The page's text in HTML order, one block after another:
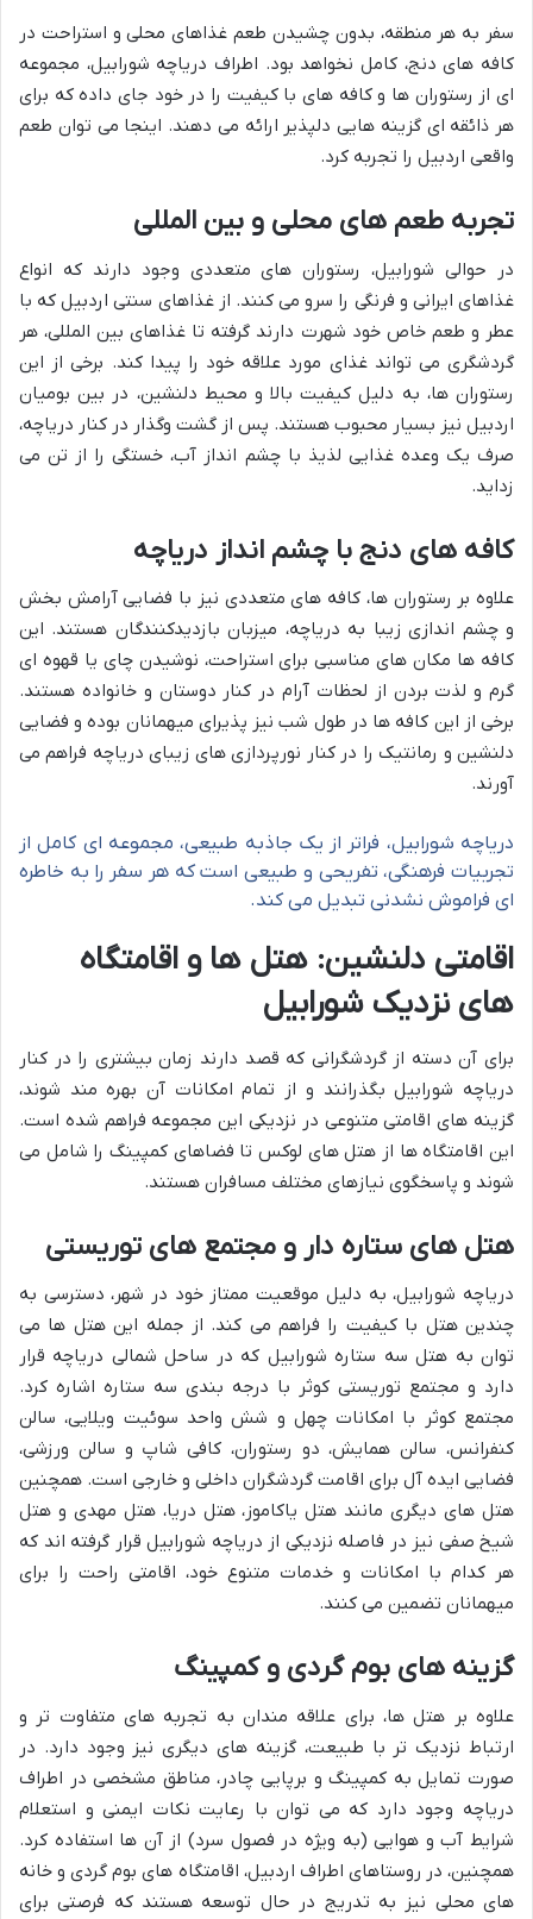
سفر به هر منطقه، بدون چشیدن طعم غذاهای محلی و استراحت در
کافه های دنج، کامل نخواهد بود. اطراف دریاچه شورابیل، مجموعه
ای از رستوران ها و کافه های با کیفیت را در خود جای داده که برای
هر ذائقه ای گزینه هایی دلپذیر ارائه می دهند. اینجا می توان طعم
واقعی اردبیل را تجربه کرد.
تجربه طعم های محلی و بین المللی
در حوالی شورابیل، رستوران های متعددی وجود دارند که انواع
غذاهای ایرانی و فرنگی را سرو می کنند. از غذاهای سنتی اردبیل که با
عطر و طعم خاص خود شهرت دارند گرفته تا غذاهای بین المللی، هر
گردشگری می تواند غذای مورد علاقه خود را پیدا کند. برخی از این
رستوران ها، به دلیل کیفیت بالا و محیط دلنشین، در بین بومیان
اردبیل نیز بسیار محبوب هستند. پس از گشت وگذار در کنار دریاچه،
صرف یک وعده غذایی لذیذ با چشم انداز آب، خستگی را از تن می
زداید.
کافه های دنج با چشم انداز دریاچه
علاوه بر رستوران ها، کافه های متعددی نیز با فضایی آرامش بخش
و چشم اندازی زیبا به دریاچه، میزبان بازدیدکنندگان هستند. این
کافه ها مکان های مناسبی برای استراحت، نوشیدن چای یا قهوه ای
گرم و لذت بردن از لحظات آرام در کنار دوستان و خانواده هستند.
برخی از این کافه ها در طول شب نیز پذیرای میهمانان بوده و فضایی
دلنشین و رمانتیک را در کنار نورپردازی های زیبای دریاچه فراهم می
آورند.
دریاچه شورابیل، فراتر از یک جاذبه طبیعی، مجموعه ای کامل از
تجربیات فرهنگی، تفریحی و طبیعی است که هر سفر را به خاطره
ای فراموش نشدنی تبدیل می کند.
اقامتی دلنشین: هتل ها و اقامتگاه
های نزدیک شورابیل
برای آن دسته از گردشگرانی که قصد دارند زمان بیشتری را در کنار
دریاچه شورابیل بگذرانند و از تمام امکانات آن بهره مند شوند،
گزینه های اقامتی متنوعی در نزدیکی این مجموعه فراهم شده است.
این اقامتگاه ها از هتل های لوکس تا فضاهای کمپینگ را شامل می
شوند و پاسخگوی نیازهای مختلف مسافران هستند.
هتل های ستاره دار و مجتمع های توریستی
دریاچه شورابیل، به دلیل موقعیت ممتاز خود در شهر، دسترسی به
چندین هتل با کیفیت را فراهم می کند. از جمله این هتل ها می
توان به هتل سه ستاره شورابیل که در ساحل شمالی دریاچه قرار
دارد و مجتمع توریستی کوثر با درجه بندی سه ستاره اشاره کرد.
مجتمع کوثر با امکانات چهل و شش واحد سوئیت ویلایی، سالن
کنفرانس، سالن همایش، دو رستوران، کافی شاپ و سالن ورزشی،
فضایی ایده آل برای اقامت گردشگران داخلی و خارجی است. همچنین
هتل های دیگری مانند هتل یاکاموز، هتل دریا، هتل مهدی و هتل
شیخ صفی نیز در فاصله نزدیکی از دریاچه شورابیل قرار گرفته اند که
هر کدام با امکانات و خدمات متنوع خود، اقامتی راحت را برای
میهمانان تضمین می کنند.
گزینه های بوم گردی و کمپینگ
علاوه بر هتل ها، برای علاقه مندان به تجربه های متفاوت تر و
ارتباط نزدیک تر با طبیعت، گزینه های دیگری نیز وجود دارد. در
صورت تمایل به کمپینگ و برپایی چادر، مناطق مشخصی در اطراف
دریاچه وجود دارد که می توان با رعایت نکات ایمنی و استعلام
شرایط آب و هوایی (به ویژه در فصول سرد) از آن ها استفاده کرد.
همچنین، در روستاهای اطراف اردبیل، اقامتگاه های بوم گردی و خانه
های محلی نیز به تدریج در حال توسعه هستند که فرصتی برای